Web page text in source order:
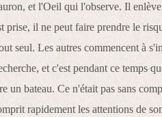
et l'Oeil qui l'observe. Il
prise, il ne peut faire prendre le
seul. Les autres commencent à
et c'est pendant ce temps
un bateau. Ce n'était pas sans
rapidement les attentions de